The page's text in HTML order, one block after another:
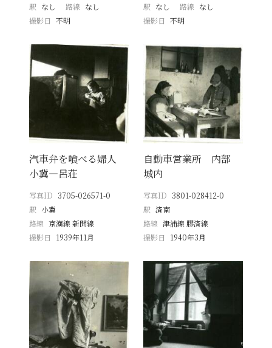
駅 なし 路線 なし
撮影日
不明
駅 なし 路線 なし
撮影日 不明
汽車弁を喰べる婦人
小冀―呂荘
写真ID 3705-026571-0
駅 小冀
路線 京漢線 新開線
撮影日
1939年11月
自動車営業所 内部
城内
写真ID 3801-028412-0
駅 済南
路線 津浦線 膠済線
撮影日
1940年3月